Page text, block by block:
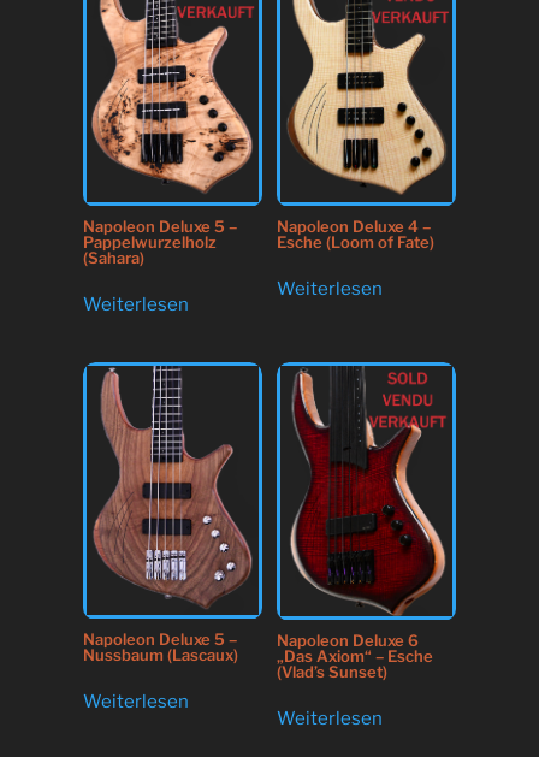
Napoleon Deluxe 5 –
Pappelwurzelholz
(Sahara)
Weiterlesen
Napoleon Deluxe 4 –
Esche (Loom of Fate)
Weiterlesen
Napoleon Deluxe 5 –
Nussbaum (Lascaux)
Weiterlesen
Napoleon Deluxe 6
„Das Axiom“ – Esche
(Vlad’s Sunset)
Weiterlesen